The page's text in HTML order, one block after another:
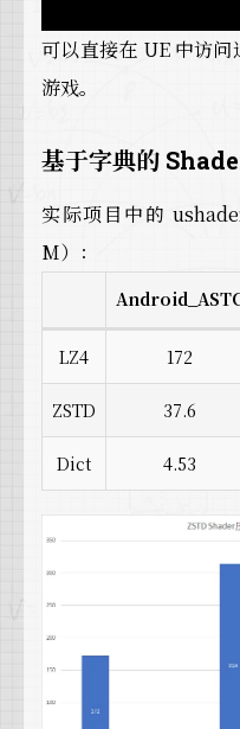
可以直接在 UE 中访
游戏。
基于字典的
实际项目中的
M）：
LZ4 172
ZSTD 37.6
Dict 4.53